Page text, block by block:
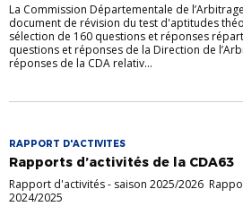
La Commission Départementale de
document de révision du test d'aptitudes
sélection de 160 questions et réponses
questions et réponses de la Direction de
réponses de la CDA relativ...
RAPPORT D'ACTIVITES
Rapports d’activités de la CDA63
Rapport d'activités - saison 2025/2026
2024/2025